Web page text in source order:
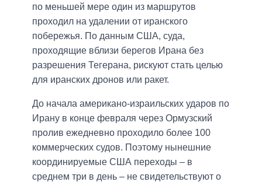
по меньшей мере один из маршрутов
проходил на удалении от иранского
побережья. По данным США, суда,
проходящие вблизи берегов Ирана без
разрешения Тегерана, рискуют стать целью
для иранских дронов или ракет.
До начала американо-израильских ударов по
Ирану в конце февраля через Ормузский
пролив ежедневно проходило более 100
коммерческих судов. Поэтому нынешние
координируемые США переходы – в
среднем три в день – не свидетельствуют о